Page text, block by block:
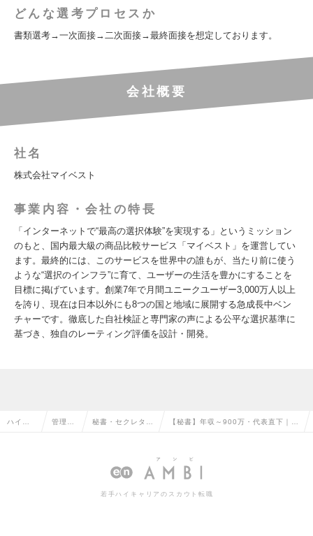
どんな選考プロセスか
書類選考→一次面接→二次面接→最終面接を想定しております。
会社概要
社名
株式会社マイベスト
事業内容・会社の特長
「インターネットで“最高の選択体験”を実現する」というミッション
のもと、国内最大級の商品比較サービス「マイベスト」を運営してい
ます。最終的には、このサービスを世界中の誰もが、当たり前に使う
ような“選択のインフラ”に育て、ユーザーの生活を豊かにすることを
目標に掲げています。創業7年で月間ユニークユーザー3,000万人以上
を誇り、現在は日本以外にも8つの国と地域に展開する急成長中ベン
チャーです。徹底した自社検証と専門家の声による公平な選択基準に
基づき、独自のレーティング評価を設計・開発。
ハイク 管理部 秘書・セクレタリ
の転職
【秘書】年収～900万・代表直下｜経
ントの求人情報
若手ハイキャリアのスカウト転職